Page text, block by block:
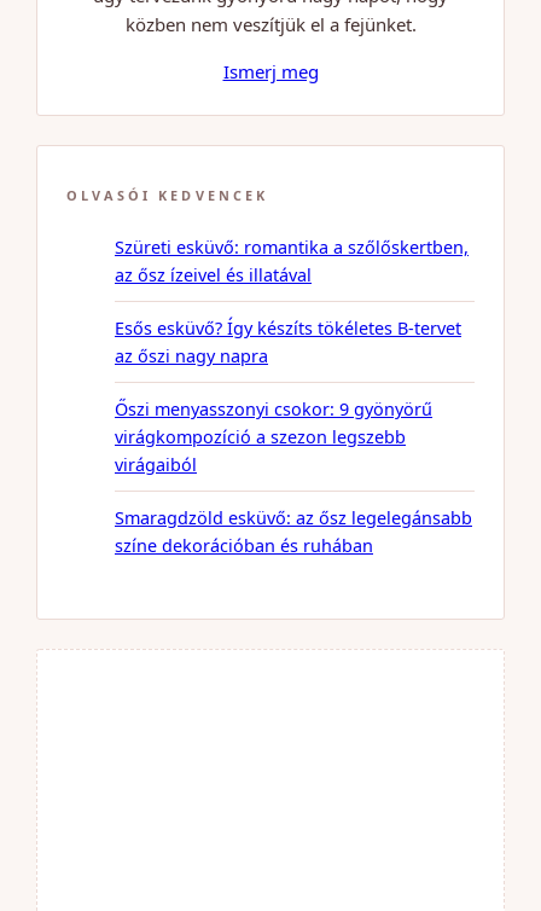
közben nem veszítjük el a fejünket.
Ismerj meg
OLVASÓI KEDVENCEK
Szüreti esküvő: romantika a szőlőskertben,
az ősz ízeivel és illatával
Esős esküvő? Így készíts tökéletes B-tervet
az őszi nagy napra
Őszi menyasszonyi csokor: 9 gyönyörű
virágkompozíció a szezon legszebb
virágaiból
Smaragdzöld esküvő: az ősz legelegánsabb
színe dekorációban és ruhában